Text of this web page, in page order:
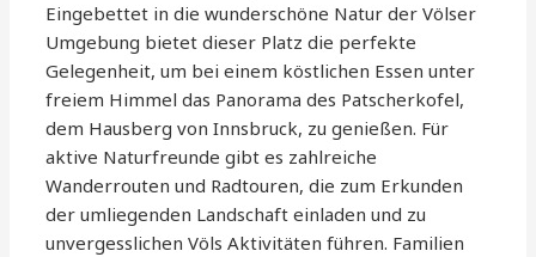
Eingebettet in die wunderschöne Natur der Völser
Umgebung bietet dieser Platz die perfekte
Gelegenheit, um bei einem köstlichen Essen unter
freiem Himmel das Panorama des Patscherkofel,
dem Hausberg von Innsbruck, zu genießen. Für
aktive Naturfreunde gibt es zahlreiche
Wanderrouten und Radtouren, die zum Erkunden
der umliegenden Landschaft einladen und zu
unvergesslichen Völs Aktivitäten führen. Familien